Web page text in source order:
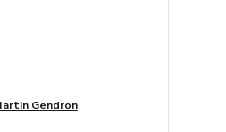
Gendron